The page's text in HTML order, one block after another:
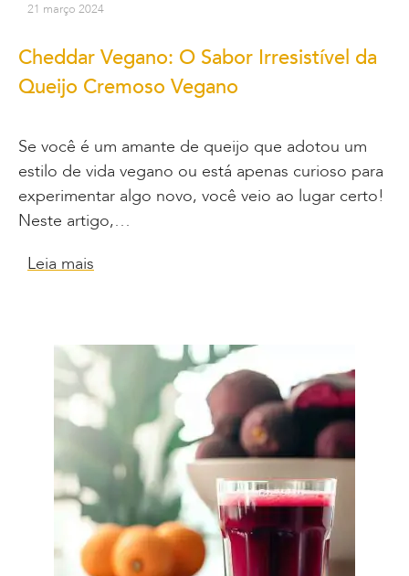
21 março 2024
Cheddar Vegano: O Sabor Irresistível da
Queijo Cremoso Vegano
Se você é um amante de queijo que adotou um
estilo de vida vegano ou está apenas curioso para
experimentar algo novo, você veio ao lugar certo!
Neste artigo,…
Leia mais